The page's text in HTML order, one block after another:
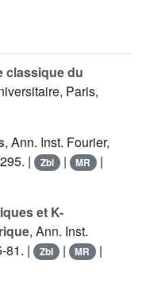
classique du
Paris,
, Ann. Inst. Fourier,
|
Zbl | MR |
et K-
, Ann. Inst.
81. |
Zbl | MR |